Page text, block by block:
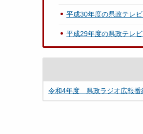
平成30年度の県政テレ
平成29年度の県政テレ
令和4年度 県政ラジオ広報